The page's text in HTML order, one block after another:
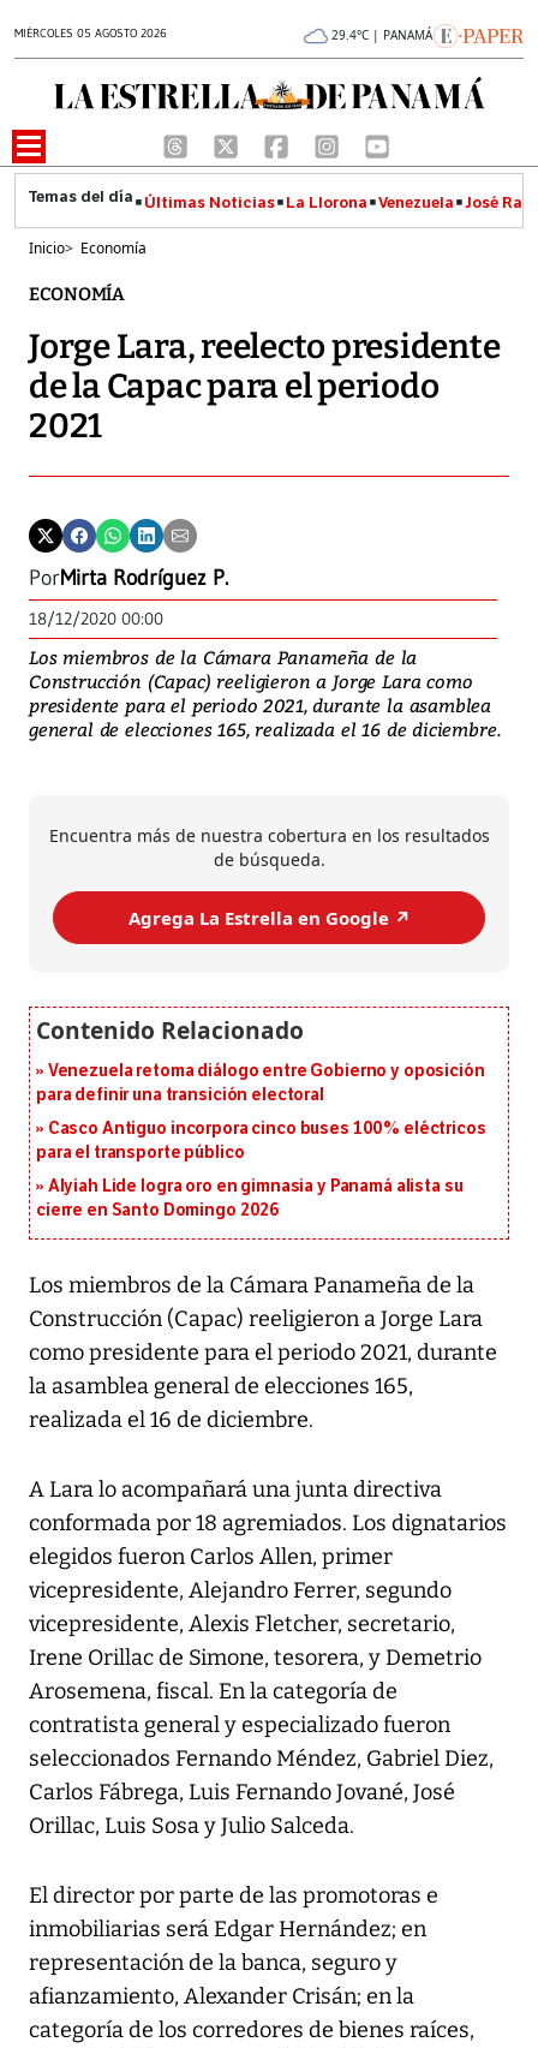
MIÉRCOLES 05 AGOSTO 2026 29.4°C | PANAMÁ
Últimas Noticias La Llorona Venezuela José
Inicio> Economía
ECONOMÍA
Jorge Lara, reelecto presidente
de la Capac para el periodo
2021
PorMirta Rodríguez P.
18/12/2020 00:00
Los miembros de la Cámara Panameña de la
Construcción (Capac) reeligieron a Jorge Lara como
presidente para el periodo 2021, durante la asamblea
general de elecciones 165, realizada el 16 de diciembre.
Encuentra más de nuestra cobertura en los resultados
de búsqueda.
Agrega La Estrella en Google ↗️
Venezuela retoma diálogo entre Gobierno y oposición
para definir una transición electoral
Casco Antiguo incorpora cinco buses 100% eléctricos
para el transporte público
Alyiah Lide logra oro en gimnasia y Panamá alista su
cierre en Santo Domingo 2026
Los miembros de la Cámara Panameña de la
Construcción (Capac) reeligieron a Jorge Lara
como presidente para el periodo 2021, durante
la asamblea general de elecciones 165,
realizada el 16 de diciembre.
A Lara lo acompañará una junta directiva
conformada por 18 agremiados. Los dignatarios
elegidos fueron Carlos Allen, primer
vicepresidente, Alejandro Ferrer, segundo
vicepresidente, Alexis Fletcher, secretario,
Irene Orillac de Simone, tesorera, y Demetrio
Arosemena, fiscal. En la categoría de
contratista general y especializado fueron
seleccionados Fernando Méndez, Gabriel Diez,
Carlos Fábrega, Luis Fernando Jované, José
Orillac, Luis Sosa y Julio Salceda.
El director por parte de las promotoras e
inmobiliarias será Edgar Hernández; en
representación de la banca, seguro y
afianzamiento, Alexander Crisán; en la
categoría de los corredores de bienes raíces,